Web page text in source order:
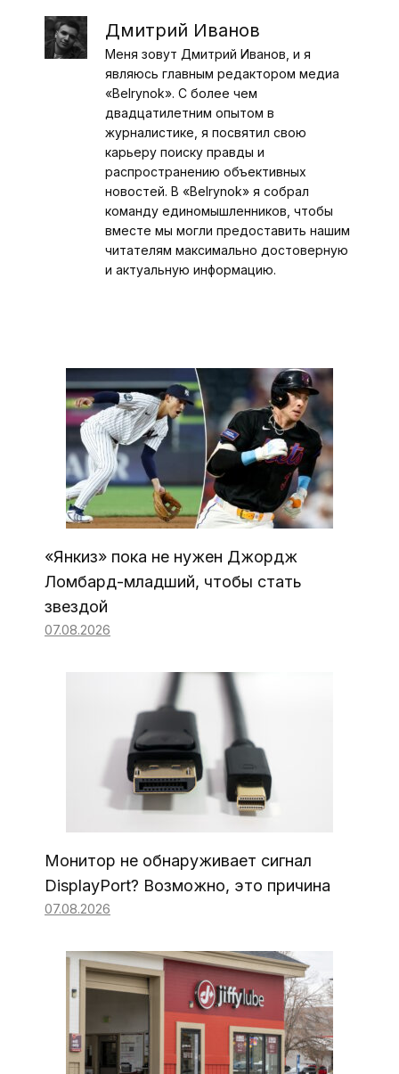
Дмитрий Иванов
Меня зовут Дмитрий Иванов, и я
являюсь главным редактором медиа
«Belrynok». С более чем
двадцатилетним опытом в
журналистике, я посвятил свою
карьеру поиску правды и
распространению объективных
новостей. В «Belrynok» я собрал
команду единомышленников, чтобы
вместе мы могли предоставить нашим
читателям максимально достоверную
и актуальную информацию.
«Янкиз» пока не нужен Джордж
Ломбард-младший, чтобы стать
звездой
07.08.2026
Монитор не обнаруживает сигнал
DisplayPort? Возможно, это причина
07.08.2026